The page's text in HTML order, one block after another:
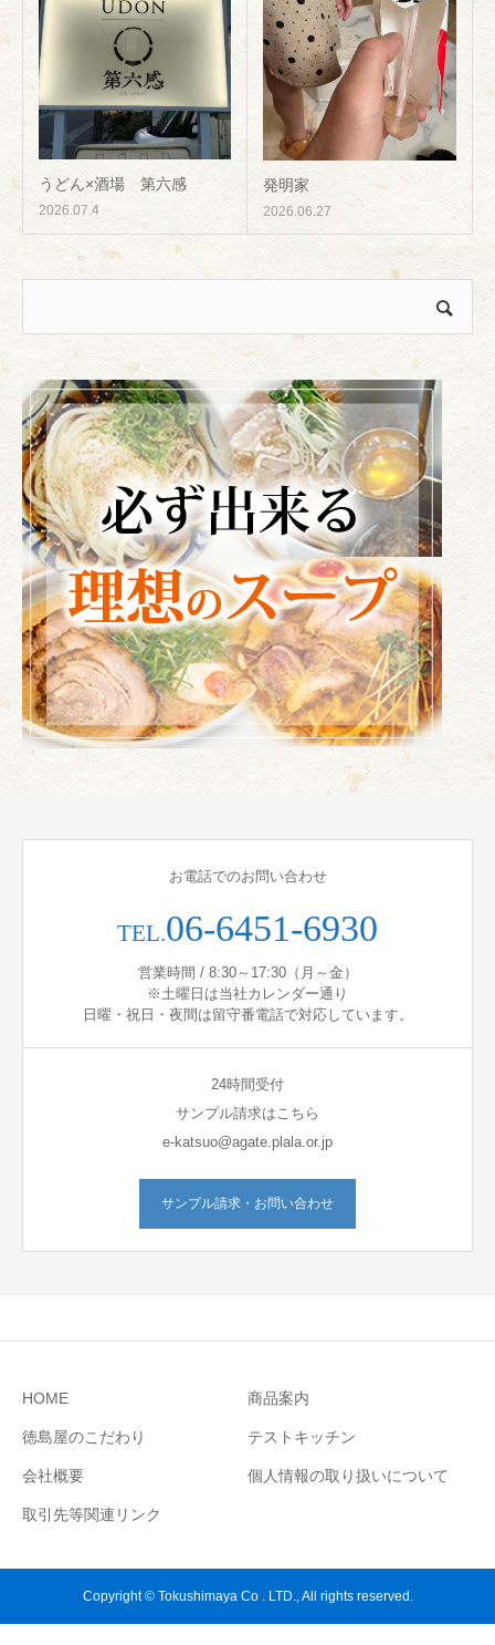
うどん×酒場 第六感
2026.07.4
発明家
2026.06.27
お電話でのお問い合わせ
TEL.06-6451-6930
営業時間 / 8:30～17:30（月～金）
※土曜日は当社カレンダー通り
日曜・祝日・夜間は留守番電話で対応しています。
24時間受付
サンプル請求はこちら
e-katsuo@agate.plala.or.jp
サンプル請求・お問い合わせ
HOME 商品案内
徳島屋のこだわり テストキッチン
会社概要 個人情報の取り扱いについて
取引先等関連リンク
Copyright © Tokushimaya Co . LTD., All rights reserved.